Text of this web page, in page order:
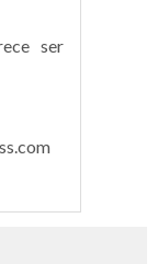
ser